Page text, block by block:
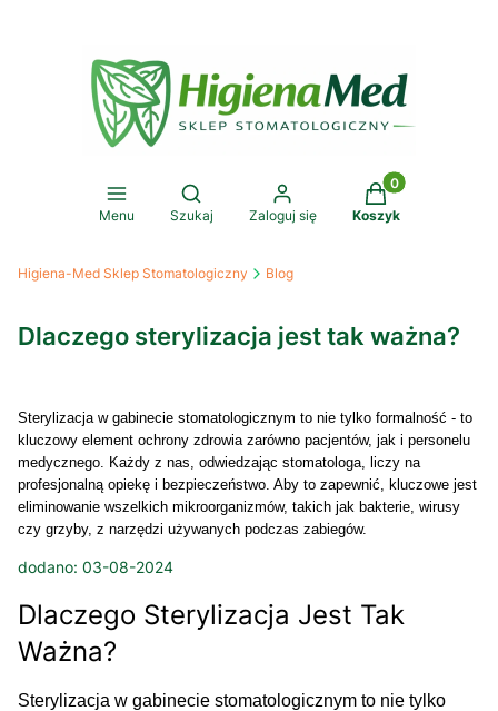
Menu
Otwórz wyszukiwarkę
Szukaj Zaloguj się
Produkty w
Koszyk
Higiena-Med Sklep Stomatologiczny Blog
Dlaczego sterylizacja jest tak ważna?
Sterylizacja w gabinecie stomatologicznym to nie tylko formalność - to
kluczowy element ochrony zdrowia zarówno pacjentów, jak i personelu
medycznego. Każdy z nas, odwiedzając stomatologa, liczy na
profesjonalną opiekę i bezpieczeństwo. Aby to zapewnić, kluczowe jest
eliminowanie wszelkich mikroorganizmów, takich jak bakterie, wirusy
czy grzyby, z narzędzi używanych podczas zabiegów.
dodano: 03-08-2024
Dlaczego Sterylizacja Jest Tak
Ważna?
Sterylizacja w gabinecie stomatologicznym to nie tylko